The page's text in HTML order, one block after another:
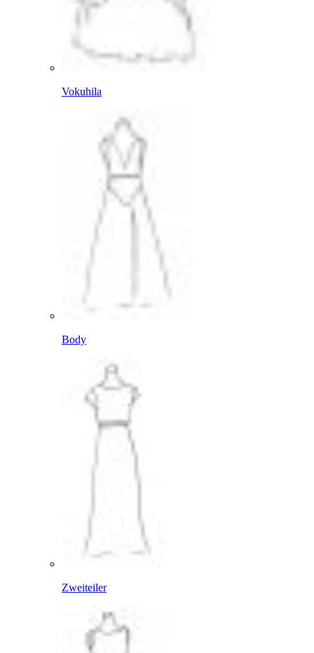
Vokuhila
Body
Zweiteiler